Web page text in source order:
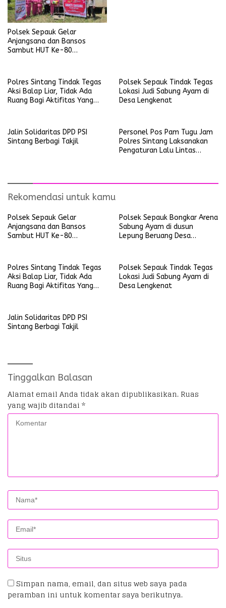
Polsek Sepauk Gelar
Anjangsana dan Bansos
Sambut HUT Ke-80
Polres Sintang Tindak Tegas
Aksi Balap Liar, Tidak Ada
Ruang Bagi Aktifitas Yang
Polsek Sepauk Tindak Tegas
Lokasi Judi Sabung Ayam di
Desa Lengkenat
Jalin Solidaritas DPD PSI
Sintang Berbagi Takjil
Personel Pos Pam Tugu Jam
Polres Sintang Laksanakan
Pengaturan Lalu Lintas
Rekomendasi untuk kamu
Polsek Sepauk Gelar
Anjangsana dan Bansos
Sambut HUT Ke-80
Polsek Sepauk Bongkar Arena
Sabung Ayam di dusun
Lepung Beruang Desa
Polres Sintang Tindak Tegas
Aksi Balap Liar, Tidak Ada
Ruang Bagi Aktifitas Yang
Polsek Sepauk Tindak Tegas
Lokasi Judi Sabung Ayam di
Desa Lengkenat
Jalin Solidaritas DPD PSI
Sintang Berbagi Takjil
Tinggalkan Balasan
Alamat email Anda tidak akan dipublikasikan. Ruas
yang wajib ditandai *
Simpan nama, email, dan situs web saya pada
peramban ini untuk komentar saya berikutnya.